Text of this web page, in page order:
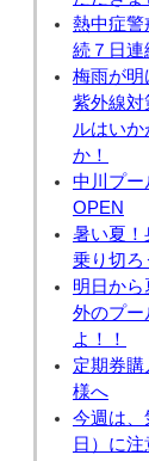
熱中症警
続７日連
梅雨が明
紫外線対
ルはいか
か！
中川プ
OPEN
暑い夏！
乗り切ろ
明日から
外のプー
よ！！
定期券購
様へ
今週は、
日）に注